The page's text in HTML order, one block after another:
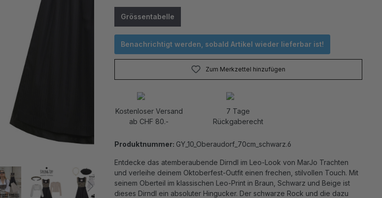
Grössentabelle
Benachrichtigt werden, sobald Artikel wieder lieferbar ist!
Zum Merkzettel hinzufügen
Kostenloser Versand
ab CHF 80.-
7 Tage
Rückgaberecht
Produktnummer: GY_10_Oberaudorf_70cm_schwarz.6
Entdecke das atemberaubende Dirndl im Leo-Look von MarJo Trachten
und verleihe deinem Oktoberfest-Outfit einen frechen, stilvollen Touch. Mit
seinem Oberteil im klassischen Leo-Print in Braun, Schwarz und Beige ist
dieses Dirndl ein absoluter Hingucker. Der schwarze Rock und die dazu